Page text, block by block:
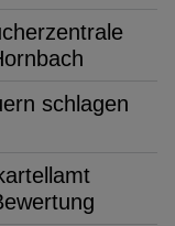
schlagen